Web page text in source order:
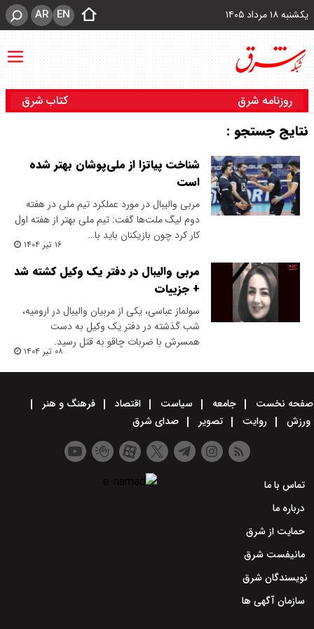
یکشنبه ۱۸ مرداد ۱۴۰۵ EN
AR
روزنامه شرق کتاب شرق
نتایج جستجو :
شناخت پیاتزا از ملی‌پوشان بهتر شده
است
مربی والیبال در مورد عملکرد تیم ملی در هفته
دوم لیگ ملت‌ها گفت: تیم ملی بهتر از هفته اول
کار کرد چون بازیکنان باید با…
۱۶ تیر ۱۴۰۴
مربی والیبال در دفتر یک وکیل کشته شد
+ جزییات
سولماز عباسی، یکی از مربیان والیبال در ارومیه،
شب گذشته در دفتر یک وکیل به دست
همسرش با ضربات چاقو به قتل رسید.
۰۸ تیر ۱۴۰۴
صفحه نخست جامعه سیاست اقتصاد
فرهنگ و هنر
ورزش
روایت تصویر صدای شرق
تماس با ما
درباره ما
حمایت از شرق
مانیفست شرق
نویسندگان شرق
سازمان آگهی ها